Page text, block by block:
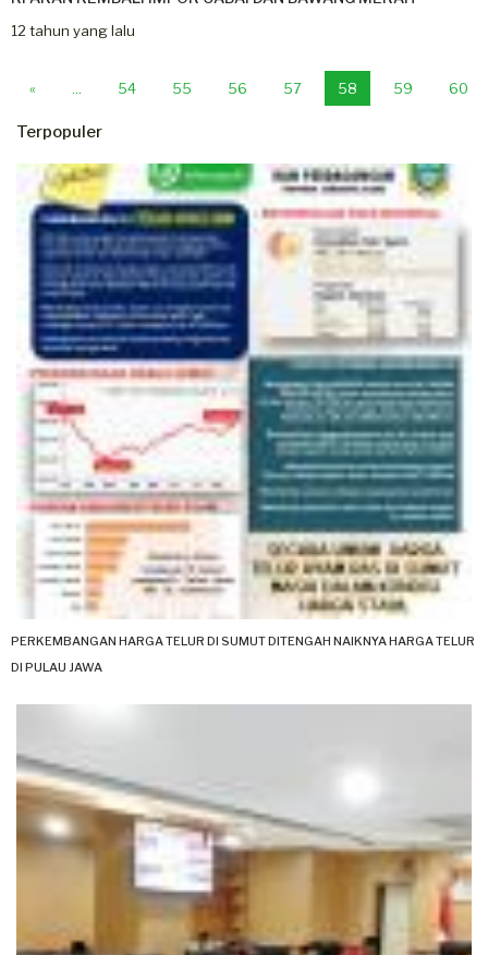
12 tahun yang lalu
« ... 54 55 56 57 58 59 60
Terpopuler
PERKEMBANGAN HARGA TELUR DI SUMUT DITENGAH NAIKNYA HARGA TELUR
DI PULAU JAWA